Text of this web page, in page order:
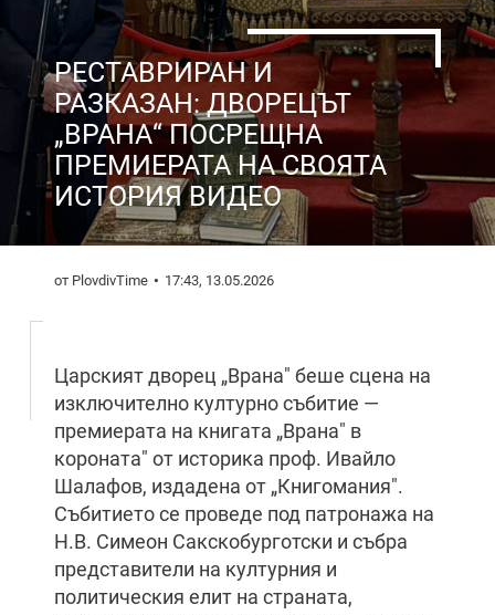
РЕСТАВРИРАН И
РАЗКАЗАН: ДВОРЕЦЪТ
„ВРАНА“ ПОСРЕЩНА
ПРЕМИЕРАТА НА СВОЯТА
ИСТОРИЯ ВИДЕО
от PlovdivTime 17:43, 13.05.2026
Царският дворец „Врана" беше сцена на
изключително културно събитие —
премиерата на книгата „Врана" в
короната" от историка проф. Ивайло
Шалафов, издадена от „Книгомания".
Събитието се проведе под патронажа на
Н.В. Симеон Сакскобурготски и събра
представители на културния и
политическия елит на страната,